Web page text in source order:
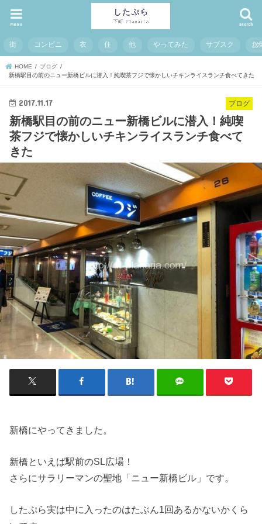
search
menu
街 コンビニ 衣 住 他 やってみた サブスク お
HOME
ブログ
新橋駅目の前のニュー新橋ビルに潜入！純喫茶フジで懐かしいチキンライスランチ食べてきた
ブログ
2017.11.17
新橋駅目の前のニュー新橋ビルに潜入！純喫
茶フジで懐かしいチキンライスランチ食べて
きた
新橋にやってきました。
新橋といえば駅前のSL広場！
さらにサラリーマンの聖地「ニュー新橋ビル」です。
したぷら実は中に入ったのはたぶん1回あるかないかくら